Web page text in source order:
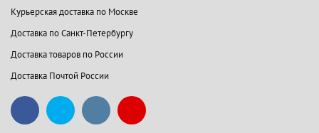
Курьерская доставка по Москве
Доставка по Санкт-Петербургу
Доставка товаров по России
Доставка Почтой России